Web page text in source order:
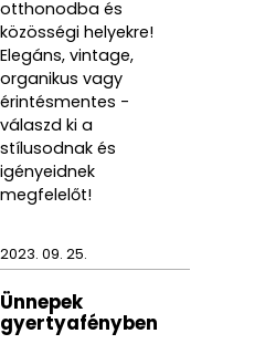
otthonodba és
közösségi helyekre!
Elegáns, vintage,
organikus vagy
érintésmentes -
válaszd ki a
stílusodnak és
igényeidnek
megfelelőt!
2023. 09. 25.
Ünnepek
gyertyafényben